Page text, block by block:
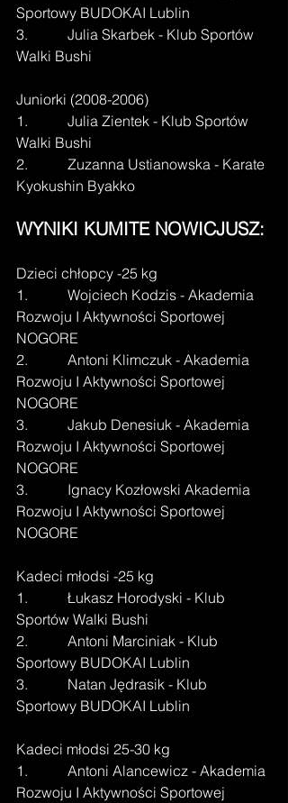
Sportowy BUDOKAI Lublin
3.           Julia Skarbek - Klub Sportów
Walki Bushi
Juniorki (2008-2006)
1.           Julia Zientek - Klub Sportów
Walki Bushi
2.           Zuzanna Ustianowska - Karate
Kyokushin Byakko
WYNIKI KUMITE NOWICJUSZ:
Dzieci chłopcy -25 kg
1.           Wojciech Kodzis - Akademia
Rozwoju I Aktywności Sportowej
NOGORE
2.           Antoni Klimczuk - Akademia
Rozwoju I Aktywności Sportowej
NOGORE
3.           Jakub Denesiuk - Akademia
Rozwoju I Aktywności Sportowej
NOGORE
3.           Ignacy Kozłowski Akademia
Rozwoju I Aktywności Sportowej
NOGORE
Kadeci młodsi -25 kg
1.           Łukasz Horodyski - Klub
Sportów Walki Bushi
2.           Antoni Marciniak - Klub
Sportowy BUDOKAI Lublin
3.           Natan Jędrasik - Klub
Sportowy BUDOKAI Lublin
Kadeci młodsi 25-30 kg
1.           Antoni Alancewicz - Akademia
Rozwoju I Aktywności Sportowej